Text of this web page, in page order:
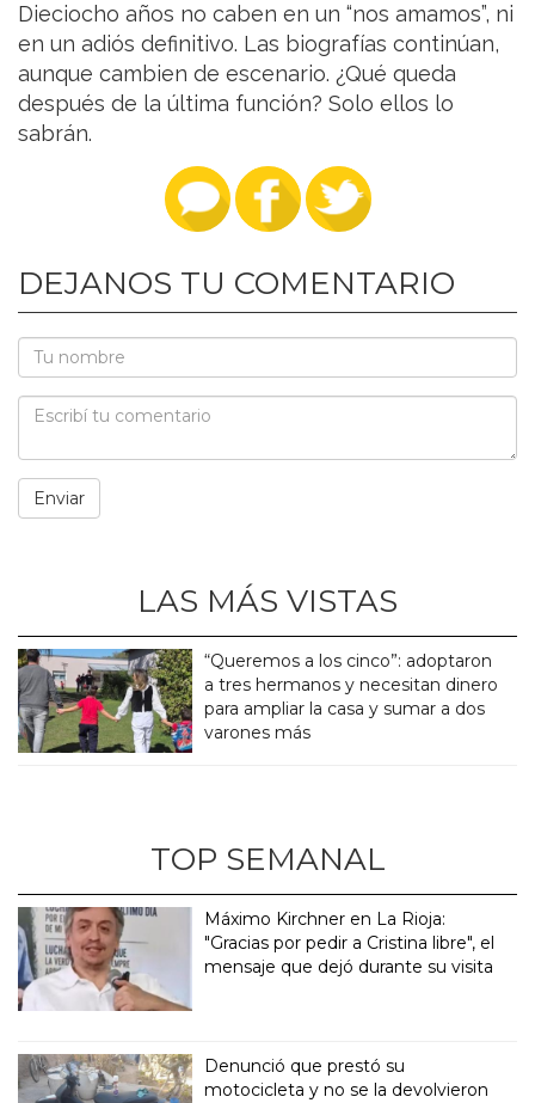
Dieciocho años no caben en un “nos amamos”, ni
en un adiós definitivo. Las biografías continúan,
aunque cambien de escenario. ¿Qué queda
después de la última función? Solo ellos lo
sabrán.
DEJANOS TU COMENTARIO
LAS MÁS VISTAS
“Queremos a los cinco”: adoptaron
a tres hermanos y necesitan dinero
para ampliar la casa y sumar a dos
varones más
TOP SEMANAL
Máximo Kirchner en La Rioja:
"Gracias por pedir a Cristina libre", el
mensaje que dejó durante su visita
Denunció que prestó su
motocicleta y no se la devolvieron